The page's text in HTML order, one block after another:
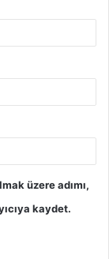
üzere adımı,
kaydet.